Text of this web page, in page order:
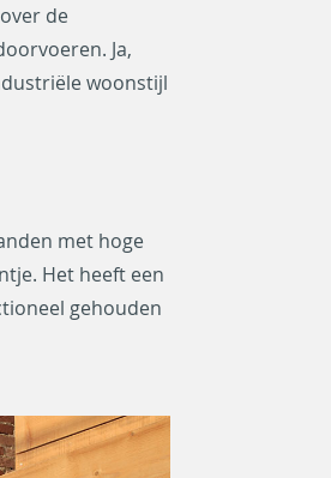
de
Ja,
woonstijl
met hoge
Het heeft een
gehouden